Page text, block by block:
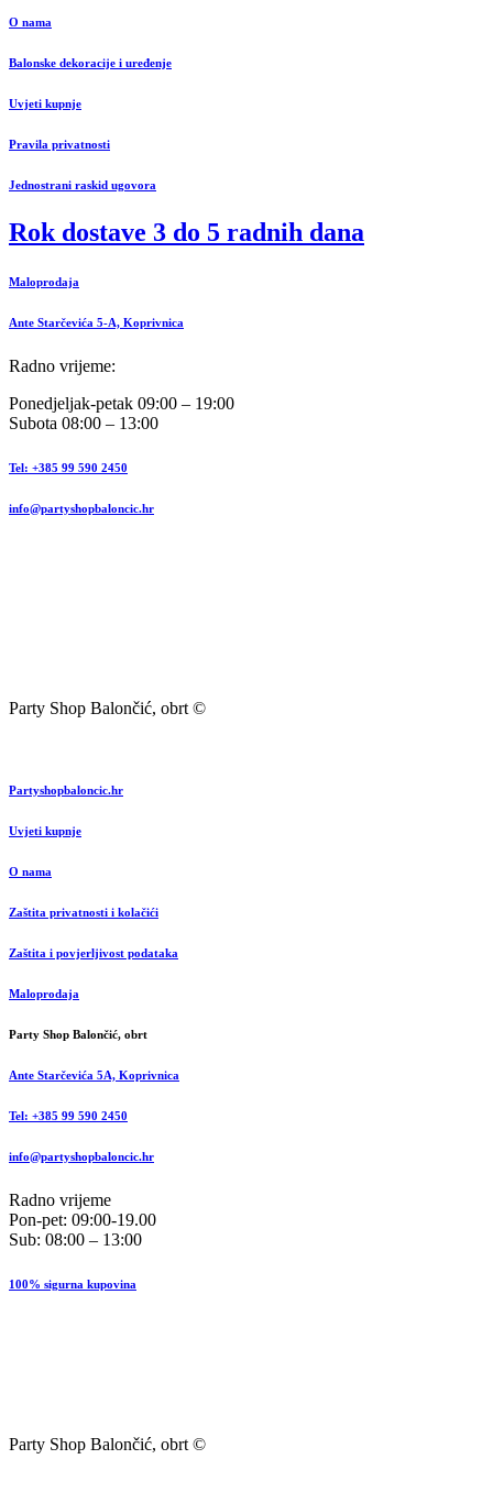
O nama
Balonske dekoracije i uređenje
Uvjeti kupnje
Pravila privatnosti
Jednostrani raskid ugovora
Rok dostave 3 do 5 radnih dana
Maloprodaja
Ante Starčevića 5-A, Koprivnica
Radno vrijeme:
Ponedjeljak-petak 09:00 – 19:00
Subota 08:00 – 13:00
Tel: +385 99 590 2450
info@partyshopbaloncic.hr
Party Shop Balončić, obrt ©
Partyshopbaloncic.hr
Uvjeti kupnje
O nama
Zaštita privatnosti i kolačići
Zaštita i povjerljivost podataka
Maloprodaja
Party Shop Balončić, obrt
Ante Starčevića 5A, Koprivnica
Tel: +385 99 590 2450
info@partyshopbaloncic.hr
Radno vrijeme
Pon-pet: 09:00-19.00
Sub: 08:00 – 13:00
100% sigurna kupovina
Party Shop Balončić, obrt ©